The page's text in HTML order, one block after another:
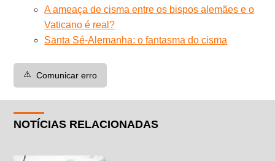
A ameaça de cisma entre os bispos alemães e o
Vaticano é real?
Santa Sé-Alemanha: o fantasma do cisma
⚠️ Comunicar erro
NOTÍCIAS RELACIONADAS